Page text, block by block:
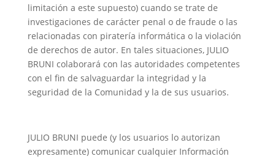
limitación a este supuesto) cuando se trate de
investigaciones de carácter penal o de fraude o las
relacionadas con piratería informática o la violación
de derechos de autor. En tales situaciones, JULIO
BRUNI colaborará con las autoridades competentes
con el fin de salvaguardar la integridad y la
seguridad de la Comunidad y la de sus usuarios.
JULIO BRUNI puede (y los usuarios lo autorizan
expresamente) comunicar cualquier Información